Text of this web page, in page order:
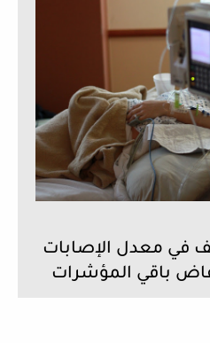
في معدل الإصابات